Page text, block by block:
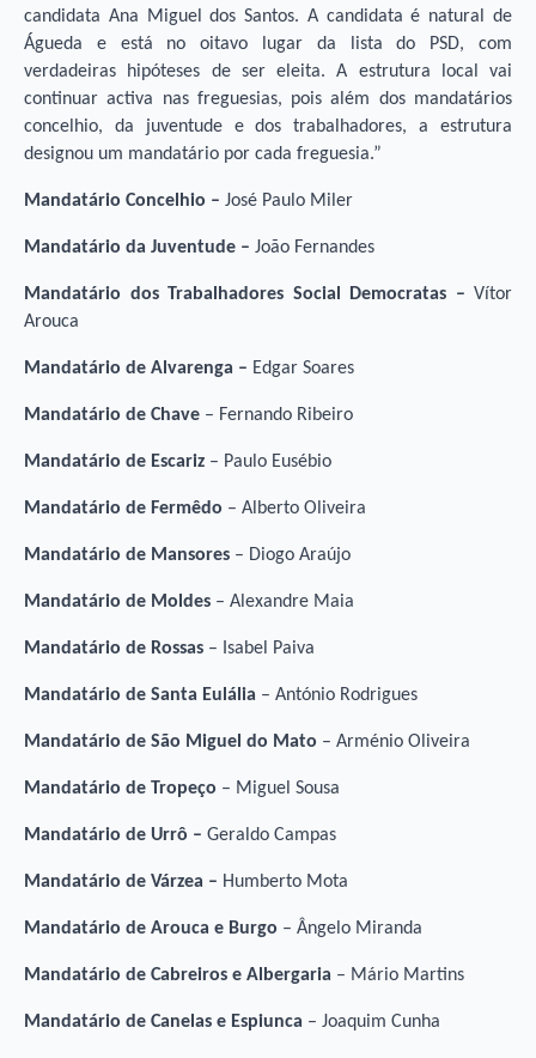
candidata Ana Miguel dos Santos. A candidata é natural de
Águeda e está no oitavo lugar da lista do PSD, com
verdadeiras hipóteses de ser eleita. A estrutura local vai
continuar activa nas freguesias, pois além dos mandatários
concelhio, da juventude e dos trabalhadores, a estrutura
designou um mandatário por cada freguesia.”
Mandatário Concelhio – José Paulo Miler
Mandatário da Juventude – João Fernandes
Mandatário dos Trabalhadores Social Democratas – Vítor
Arouca
Mandatário de Alvarenga – Edgar Soares
Mandatário de Chave – Fernando Ribeiro
Mandatário de Escariz – Paulo Eusébio
Mandatário de Fermêdo – Alberto Oliveira
Mandatário de Mansores – Diogo Araújo
Mandatário de Moldes – Alexandre Maia
Mandatário de Rossas – Isabel Paiva
Mandatário de Santa Eulália – António Rodrigues
Mandatário de São Miguel do Mato – Arménio Oliveira
Mandatário de Tropeço – Miguel Sousa
Mandatário de Urrô – Geraldo Campas
Mandatário de Várzea – Humberto Mota
Mandatário de Arouca e Burgo – Ângelo Miranda
Mandatário de Cabreiros e Albergaria – Mário Martins
Mandatário de Canelas e Espiunca – Joaquim Cunha